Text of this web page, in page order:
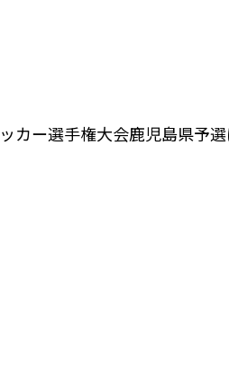
カー選手権大会鹿児島県